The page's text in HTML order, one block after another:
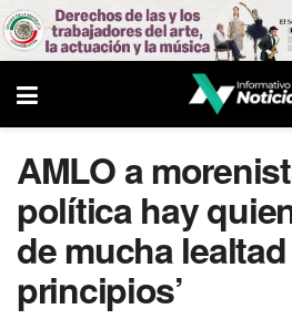
AMLO a
política hay
de mucha
principios’